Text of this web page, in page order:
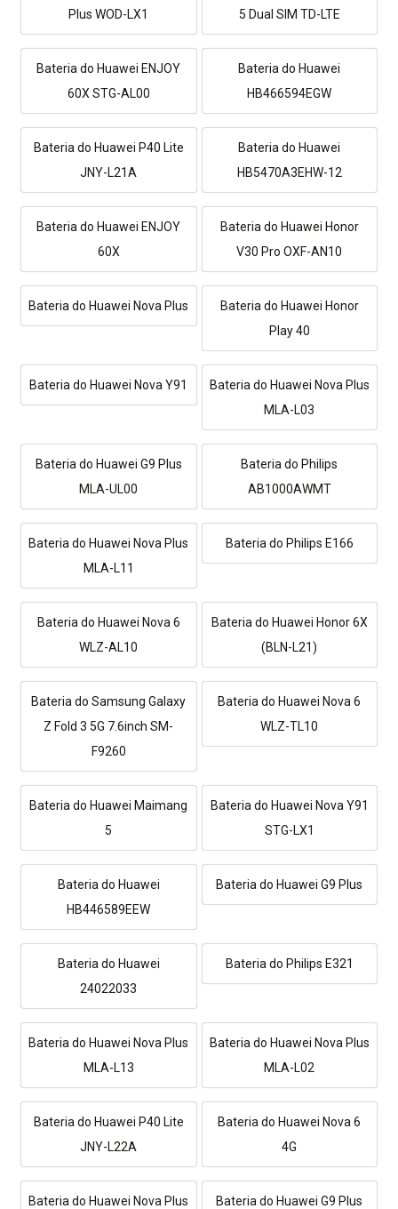
Plus WOD-LX1
5 Dual SIM TD-LTE
Bateria do Huawei ENJOY
60X STG-AL00
Bateria do Huawei
HB466594EGW
Bateria do Huawei P40 Lite
JNY-L21A
Bateria do Huawei
HB5470A3EHW-12
Bateria do Huawei ENJOY
60X
Bateria do Huawei Honor
V30 Pro OXF-AN10
Bateria do Huawei Nova Plus
Bateria do Huawei Honor
Play 40
Bateria do Huawei Nova Y91
Bateria do Huawei Nova Plus
MLA-L03
Bateria do Huawei G9 Plus
MLA-UL00
Bateria do Philips
AB1000AWMT
Bateria do Huawei Nova Plus
MLA-L11
Bateria do Philips E166
Bateria do Huawei Nova 6
WLZ-AL10
Bateria do Huawei Honor 6X
(BLN-L21)
Bateria do Samsung Galaxy
Z Fold 3 5G 7.6inch SM-
F9260
Bateria do Huawei Nova 6
WLZ-TL10
Bateria do Huawei Maimang
5
Bateria do Huawei Nova Y91
STG-LX1
Bateria do Huawei
HB446589EEW
Bateria do Huawei G9 Plus
Bateria do Huawei
24022033
Bateria do Philips E321
Bateria do Huawei Nova Plus
MLA-L13
Bateria do Huawei Nova Plus
MLA-L02
Bateria do Huawei P40 Lite
JNY-L22A
Bateria do Huawei Nova 6
4G
Bateria do Huawei Nova Plus
Bateria do Huawei G9 Plus